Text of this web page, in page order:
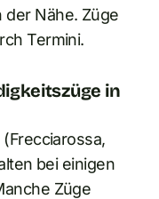
Nähe. Züge
Termini.
in
bei einigen
Züge